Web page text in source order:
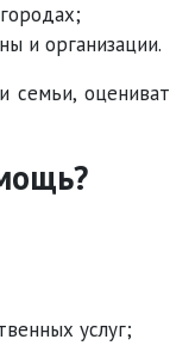
и организации.
услуг;